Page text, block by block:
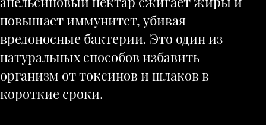
повышает иммунитет, убивая
вредоносные бактерии. Это один из
натуральных способов избавить
организм от токсинов и шлаков в
короткие сроки.